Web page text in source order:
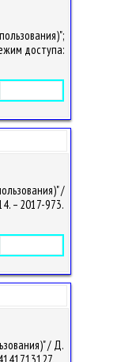
доступа:
/
– 2017-973.
/ Д.